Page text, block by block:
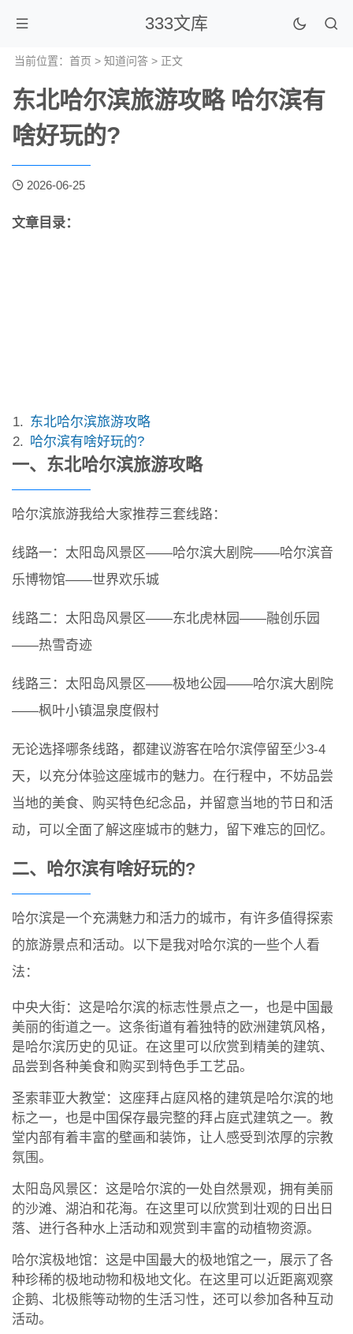
333文库
当前位置： 首页 > 知道问答 > 正文
东北哈尔滨旅游攻略 哈尔滨有
啥好玩的?
2026-06-25
文章目录：
东北哈尔滨旅游攻略
哈尔滨有啥好玩的?
一、东北哈尔滨旅游攻略
哈尔滨旅游我给大家推荐三套线路：
线路一：太阳岛风景区——哈尔滨大剧院——哈尔滨音
乐博物馆——世界欢乐城
线路二：太阳岛风景区——东北虎林园——融创乐园
——热雪奇迹
线路三：太阳岛风景区——极地公园——哈尔滨大剧院
——枫叶小镇温泉度假村
无论选择哪条线路，都建议游客在哈尔滨停留至少3-4
天，以充分体验这座城市的魅力。在行程中，不妨品尝
当地的美食、购买特色纪念品，并留意当地的节日和活
动，可以全面了解这座城市的魅力，留下难忘的回忆。
二、哈尔滨有啥好玩的?
哈尔滨是一个充满魅力和活力的城市，有许多值得探索
的旅游景点和活动。以下是我对哈尔滨的一些个人看
法：
中央大街：这是哈尔滨的标志性景点之一，也是中国最
美丽的街道之一。这条街道有着独特的欧洲建筑风格，
是哈尔滨历史的见证。在这里可以欣赏到精美的建筑、
品尝到各种美食和购买到特色手工艺品。
圣索菲亚大教堂：这座拜占庭风格的建筑是哈尔滨的地
标之一，也是中国保存最完整的拜占庭式建筑之一。教
堂内部有着丰富的壁画和装饰，让人感受到浓厚的宗教
氛围。
太阳岛风景区：这是哈尔滨的一处自然景观，拥有美丽
的沙滩、湖泊和花海。在这里可以欣赏到壮观的日出日
落、进行各种水上活动和观赏到丰富的动植物资源。
哈尔滨极地馆：这是中国最大的极地馆之一，展示了各
种珍稀的极地动物和极地文化。在这里可以近距离观察
企鹅、北极熊等动物的生活习性，还可以参加各种互动
活动。